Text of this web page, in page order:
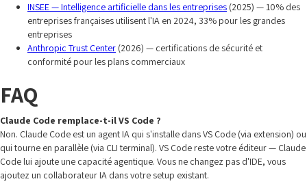
INSEE — Intelligence artificielle dans les entreprises (2025) — 10% des
entreprises françaises utilisent l'IA en 2024, 33% pour les grandes
entreprises
Anthropic Trust Center (2026) — certifications de sécurité et
conformité pour les plans commerciaux
FAQ
Claude Code remplace-t-il VS Code ?
Non. Claude Code est un agent IA qui s'installe dans VS Code (via extension) ou
qui tourne en parallèle (via CLI terminal). VS Code reste votre éditeur — Claude
Code lui ajoute une capacité agentique. Vous ne changez pas d'IDE, vous
ajoutez un collaborateur IA dans votre setup existant.